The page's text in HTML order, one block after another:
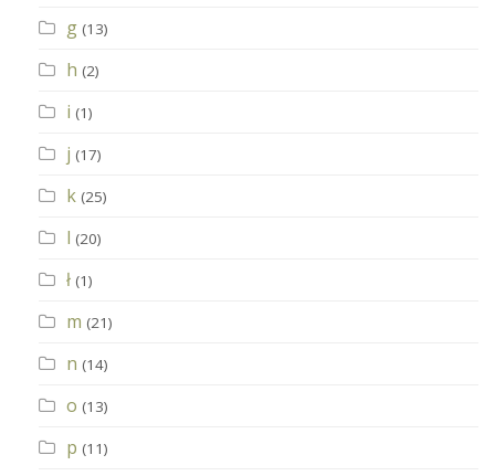
g (13)
h (2)
i (1)
j (17)
k (25)
l (20)
ł (1)
m (21)
n (14)
o (13)
p (11)